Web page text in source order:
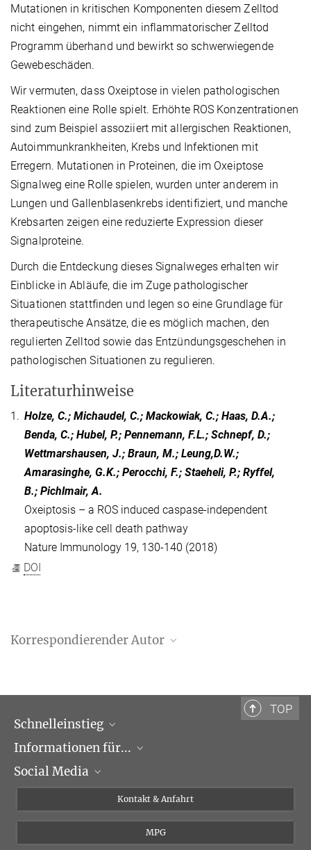
Mutationen in kritischen Komponenten diesem Zelltod
nicht eingehen, nimmt ein inflammatorischer Zelltod
Programm überhand und bewirkt so schwerwiegende
Gewebeschäden.
Wir vermuten, dass Oxeiptose in vielen pathologischen
Reaktionen eine Rolle spielt. Erhöhte ROS Konzentrationen
sind zum Beispiel assoziiert mit allergischen Reaktionen,
Autoimmunkrankheiten, Krebs und Infektionen mit
Erregern. Mutationen in Proteinen, die im Oxeiptose
Signalweg eine Rolle spielen, wurden unter anderem in
Lungen und Gallenblasenkrebs identifiziert, und manche
Krebsarten zeigen eine reduzierte Expression dieser
Signalproteine.
Durch die Entdeckung dieses Signalweges erhalten wir
Einblicke in Abläufe, die im Zuge pathologischer
Situationen stattfinden und legen so eine Grundlage für
therapeutische Ansätze, die es möglich machen, den
regulierten Zelltod sowie das Entzündungsgeschehen in
pathologischen Situationen zu regulieren.
Literaturhinweise
1. Holze, C.; Michaudel, C.; Mackowiak, C.; Haas, D.A.;
Benda, C.; Hubel, P.; Pennemann, F.L.; Schnepf, D.;
Wettmarshausen, J.; Braun, M.; Leung,D.W.;
Amarasinghe, G.K.; Perocchi, F.; Staeheli, P.; Ryffel,
B.; Pichlmair, A.
Oxeiptosis – a ROS induced caspase-independent
apoptosis-like cell death pathway
Nature Immunology 19, 130-140 (2018)
DOI
Korrespondierender Autor
apichl@biochem.mpg.de
TOP
Schnelleinstieg
Forschungsgruppen
Veranstaltungen
Informationen für...
Journalisten
Social Media
Kontakt & Anfahrt
MPG